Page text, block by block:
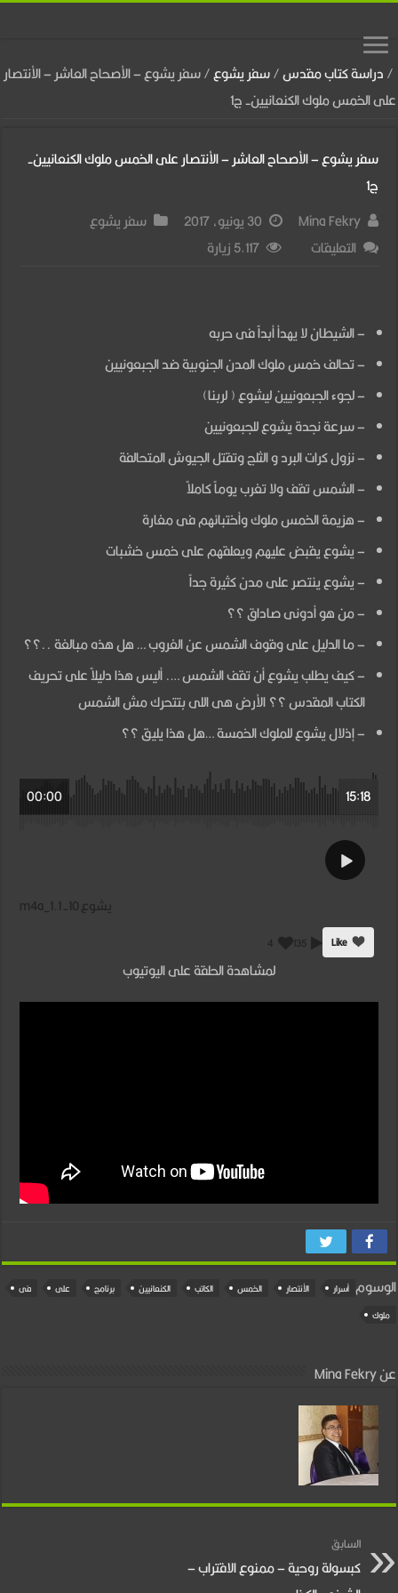
/دراسة كتاب مقدس/سفر يشوع/سفر يشوع – الأصحاح العاشر – الأنتصار
على الخمس ملوك الكنعانيين- ج1
سفر يشوع – الأصحاح العاشر – الأنتصار على الخمس ملوك الكنعانيين-
ج1
Mina Fekry
30 يونيو، 2017
سفر يشوع
التعليقات
–
الأصحاح
العاشر
–
الأنتصار
على
الخمس
ملوك
الكنعانيين-
مغلقة
5,117 زيارة
– الشيطان لا يهدأ أبداً فى حربه
– تحالف خمس ملوك المدن الجنوبية ضد الجبعونيين
– لجوء الجبعونيين ليشوع ( لربنا)
– سرعة نجدة يشوع للجبعونيين
– نزول كرات البرد و الثلج وتقتل الجيوش المتحالفة
– الشمس تقف ولا تغرب يوماً كاملاً
– هزيمة الخمس ملوك وأختبائهم فى مغارة
– يشوع يقبض عليهم ويعلقهم على خمس خشبات
– يشوع ينتصر على مدن كثيرة جداً
– من هو أدونى صاداق ؟؟
– ما الدليل على وقوف الشمس عن الغروب … هل هذه مبالغة ..؟؟
– كيف يطلب يشوع أن تقف الشمس …. أليس هذا دليلاً على تحريف
الكتاب المقدس ؟؟ الأرض هى اللى بتتحرك مش الشمس
– إذلال يشوع للملوك الخمسة …هل هذا يليق ؟؟
15:18
00:00
يشوع 10- 1.m4a_1
Like
135
4
لمشاهدة الحلقة على اليوتيوب
الوسوم أسرار الأنتصار الخمس الكاتب الكنعانيين برنامج على
فى
ملوك
عن Mina Fekry
السابق
كبسولة روحية – ممنوع الاقتراب –